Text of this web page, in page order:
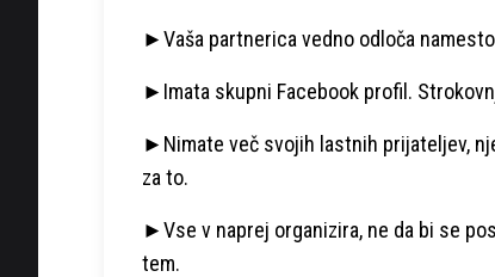
►Vaša partnerica vedno odloča
►Imata skupni Facebook profil.
►Nimate več svojih lastnih prijateljev,
za to.
►Vse v naprej organizira, ne da bi se
tem.